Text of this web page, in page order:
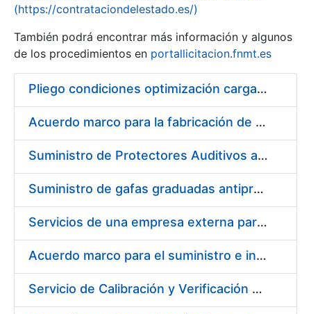
Show/Hide
(https://contrataciondelestado.es/)
También podrá encontrar más información y algunos
de los procedimientos en portallicitacion.fnmt.es
Pliego condiciones optimización cargas compras firmado
Acuerdo marco para la fabricación de piezas
Suministro de Protectores Auditivos a medida para las personas trabajadoras de los Centros de Trabajo de Madrid y Burgos
Suministro de gafas graduadas antiproyecciones para los trabajadores de la FNMT-RCM en los centros de trabajo de Madrid y Burgos
Servicios de una empresa externa para el asesoramiento y resolución de los recursos de alzada que se presentan relacionados con procesos de selección para la FNMT-RCM
Acuerdo marco para el suministro e instalación de persianas, estores y otros complementos
Servicio de Calibración y Verificación Externa de los Equipos de Medición del Servicio de Prevención de la FNMT-RCM